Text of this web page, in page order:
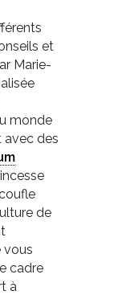
et
Marie-
monde
avec des
de
vous
cadre
à